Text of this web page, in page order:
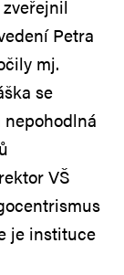
Petra
mj.
se
VŠ
je instituce